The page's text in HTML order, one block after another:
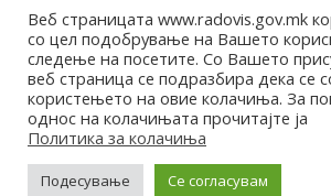
Министерство за финансии
Министерство за транспорт и врски
Министерство за локална самоуправа
Министерство за информатичко општество и
Министерство за образование и наука
© Општина Радовиш - 2022. Сите права
Веб страницата www.radovis.gov.mk
со цел подобрување на Вашето
следење на посетите. Со Вашето
веб страница се подразбира дека се
користењето на овие колачиња. За
однос на колачињата прочитајте ја
Политика за колачиња
Подесување Се согласувам